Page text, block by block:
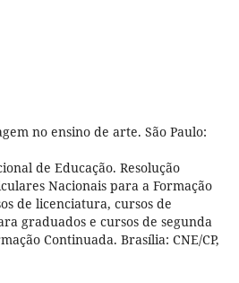
no ensino de arte. São Paulo:
de Educação. Resolução
Nacionais para a Formação
de licenciatura, cursos de
graduados e cursos de segunda
Continuada. Brasília: CNE/CP,